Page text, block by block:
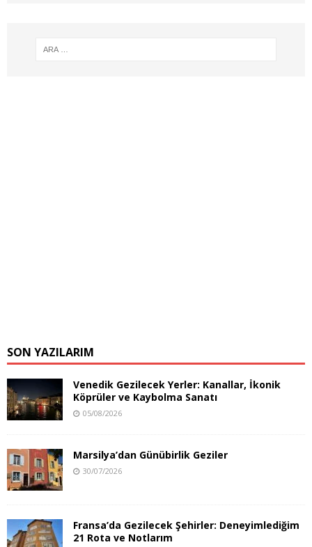
SON YAZILARIM
Venedik Gezilecek Yerler: Kanallar, İkonik
Köprüler ve Kaybolma Sanatı
05/08/2026
Marsilya’dan Günübirlik Geziler
30/07/2026
Fransa’da Gezilecek Şehirler: Deneyimlediğim
21 Rota ve Notlarım